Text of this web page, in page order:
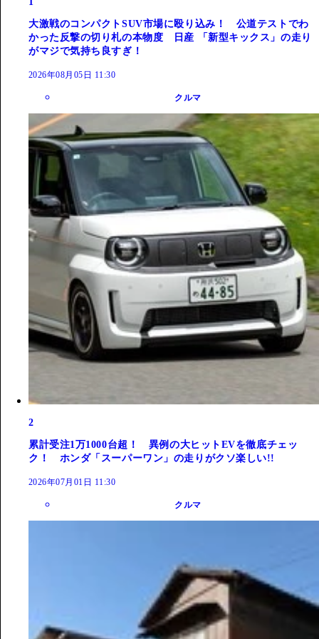
大激戦のコンパクトSUV市場に殴り込み！ 公道テストでわ
かった反撃の切り札の本物度 日産 「新型キックス」の走り
がマジで気持ち良すぎ！
2026年08月05日 11:30
クルマ
2
累計受注1万1000台超！ 異例の大ヒットEVを徹底チェッ
ク！ ホンダ「スーパーワン」の走りがクソ楽しい!!
2026年07月01日 11:30
クルマ